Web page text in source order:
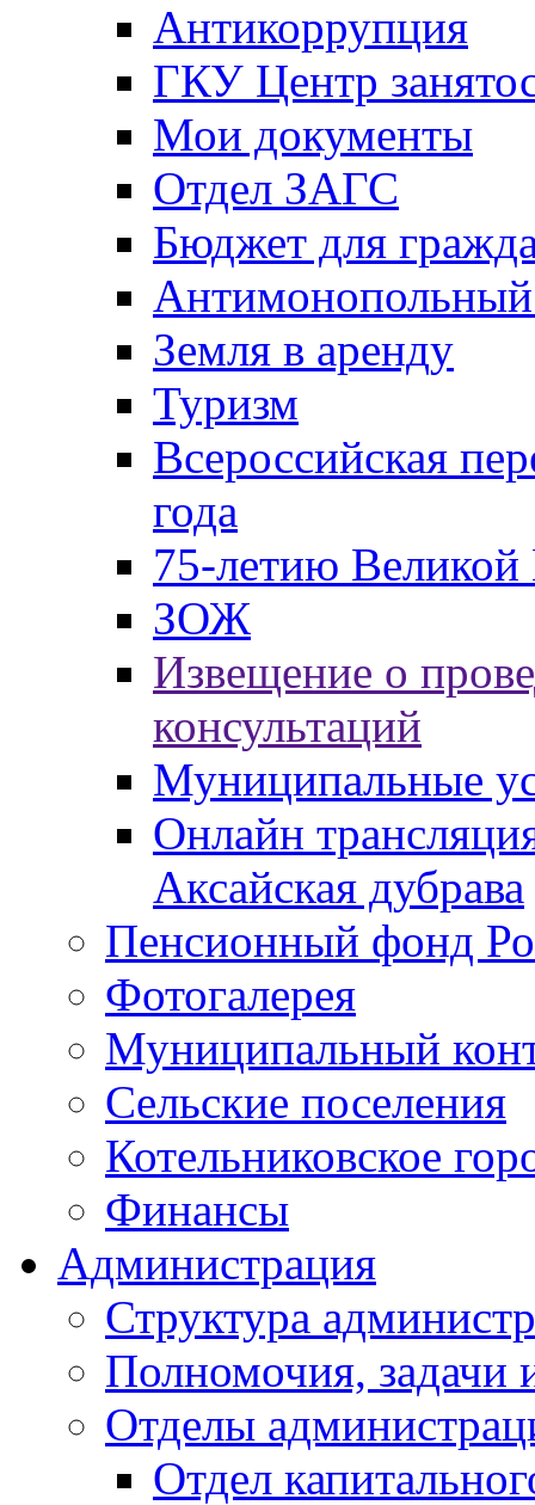
Антикоррупция
ГКУ Центр
Мои документы
Отдел ЗАГС
Бюджет для
Антимонопольный
Земля в аренду
Туризм
Всероссийская
года
75-летию
ЗОЖ
Извещение о
консультаций
Муниципальные
Онлайн
Аксайская дубрава
Пенсионный фонд
Фотогалерея
Муниципальный
Сельские поселения
Котельниковское
Финансы
Администрация
Структура
Полномочия, задачи
Отделы
Отдел